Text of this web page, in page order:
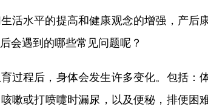
活水平的提高和健康观念的增强，产
会遇到的哪些常见问题呢？
过程后，身体会发生许多变化。包括
嗽或打喷嚏时漏尿，以及便秘，排便